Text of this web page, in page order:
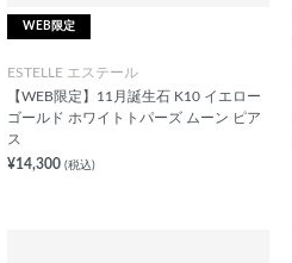
WEB限定
ESTELLE エステール
【WEB限定】11月誕生石 K10 イエロー
ゴールド ホワイトトパーズ ムーン ピア
ス
¥14,300 (税込)